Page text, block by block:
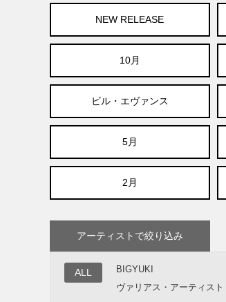
NEW RELEASE
10月
ビル・エヴァンス
5月
2月
アーティストで絞り込み
ALL BIGYUKI
ヴァリアス・アーティスト